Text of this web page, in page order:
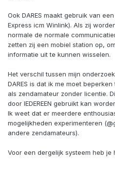
Ook DARES maakt gebruik van
Express icm Winlink). Als zij
normale de normale
zetten zij een mobiel station op,
informatie uit te kunnen wisselen.
Het verschil tussen mijn
DARES is dat ik me moet
als zendamateur zonder licentie.
door IEDEREEN gebruikt kan
Ik weet dat er meerdere
mogelijkheden experimenteren
andere zendamateurs).
Voor een dergelijk systeem heb